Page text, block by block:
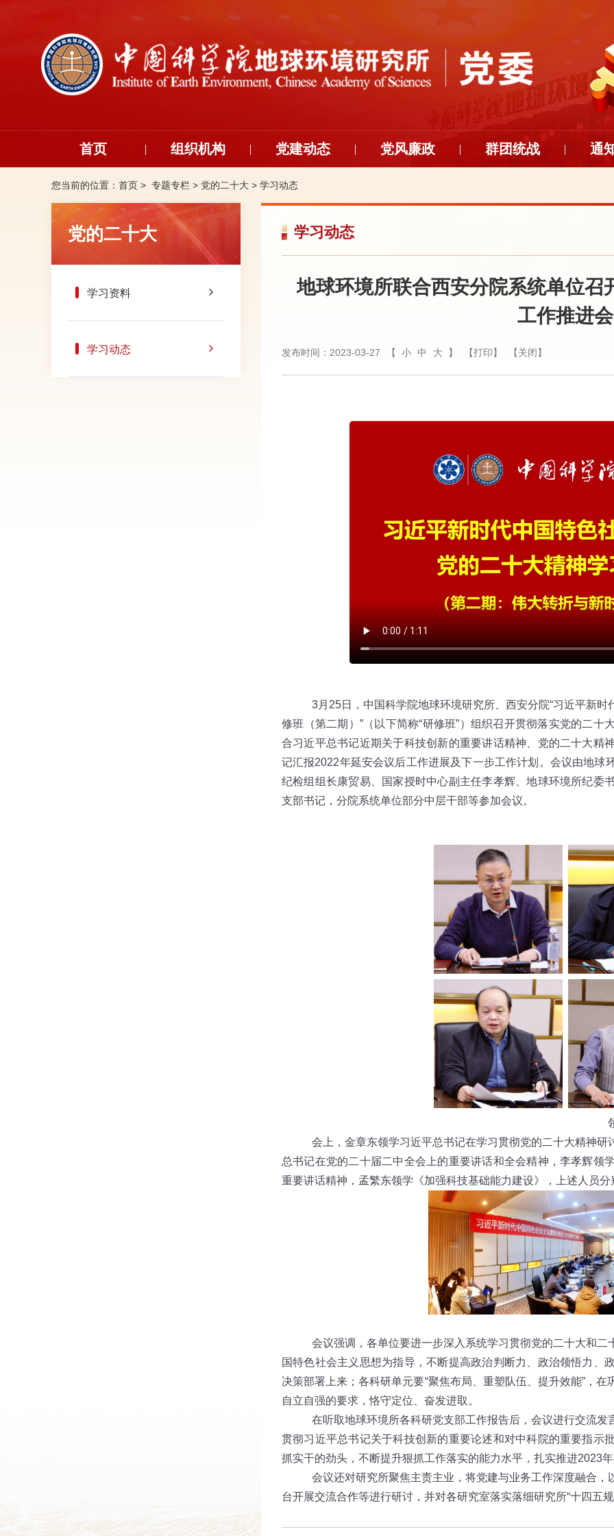
首页 组织机构 党建动态 党风廉政 群团统战 通
您当前的位置： 首页 > 专题专栏 > 党的二十大 > 学习动态
党的二十大
学习资料
学习动态
学习动态
地球环境所联合西安分院系统单位召
工作推进会
发布时间：2023-03-27 【 小 中 大 】 【打印】 【关闭】
3月25日，中国科学院地球环境研究所、西安分院“习近平新
修班（第二期）”（以下简称“研修班”）组织召开贯彻落实党的二
合习近平总书记近期关于科技创新的重要讲话精神、党的二十大精
记汇报2022年延安会议后工作进展及下一步工作计划。会议由地球
纪检组组长康贸易、国家授时中心副主任李孝辉、地球环境所纪委
支部书记，分院系统单位部分中层干部等参加会议。
领导干部领
会上，金章东领学习近平总书记在学习贯彻党的二十大精神研
总书记在党的二十届二中全会上的重要讲话和全会精神，李孝辉领
重要讲话精神，孟繁东领学《加强科技基础能力建设》，上述人员
会议强调，各单位要进一步深入系统学习贯彻党的二十大和
国特色社会主义思想为指导，不断提高政治判断力、政治领悟力、
决策部署上来；各科研单元要“聚焦布局、重塑队伍、提升效能”，
自立自强的要求，恪守定位、奋发进取。
在听取地球环境所各科研党支部工作报告后，会议进行交流发
贯彻习近平总书记关于科技创新的重要论述和对中科院的重要指示
抓实干的劲头，不断提升狠抓工作落实的能力水平，扎实推进2023
会议还对研究所聚焦主责主业，将党建与业务工作深度融合，
台开展交流合作等进行研讨，并对各研究室落实落细研究所“十四五